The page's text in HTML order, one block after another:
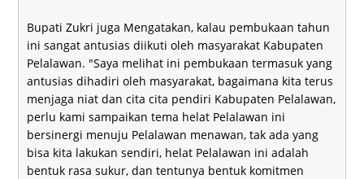
Bupati Zukri juga Mengatakan, kalau pembukaan tahun
ini sangat antusias diikuti oleh masyarakat Kabupaten
Pelalawan. "Saya melihat ini pembukaan termasuk yang
antusias dihadiri oleh masyarakat, bagaimana kita terus
menjaga niat dan cita cita pendiri Kabupaten Pelalawan,
perlu kami sampaikan tema helat Pelalawan ini
bersinergi menuju Pelalawan menawan, tak ada yang
bisa kita lakukan sendiri, helat Pelalawan ini adalah
bentuk rasa sukur, dan tentunya bentuk komitmen